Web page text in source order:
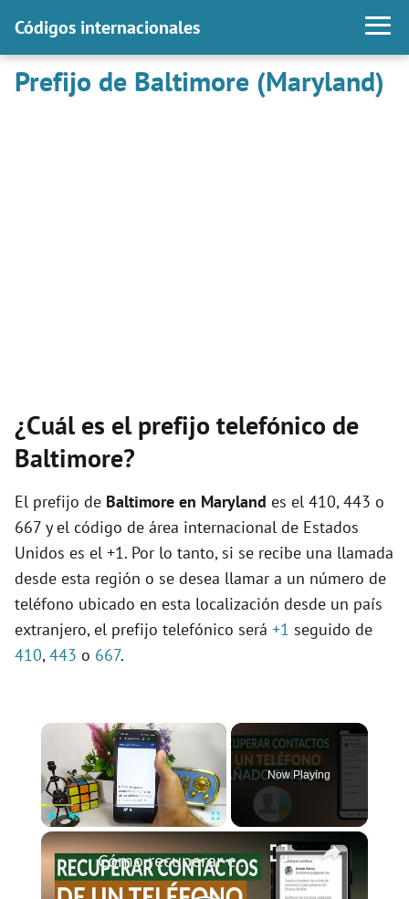
Códigos internacionales
Prefijo de Baltimore (Maryland)
¿Cuál es el prefijo telefónico de
Baltimore?
El prefijo de Baltimore en Maryland es el 410, 443 o
667 y el código de área internacional de Estados
Unidos es el +1. Por lo tanto, si se recibe una llamada
desde esta región o se desea llamar a un número de
teléfono ubicado en esta localización desde un país
extranjero, el prefijo telefónico será +1 seguido de
410,443 o 667.
×
Now Playing
×
Cómo recuperar contactos o números de un teléfono dañado sin copia en la SIM